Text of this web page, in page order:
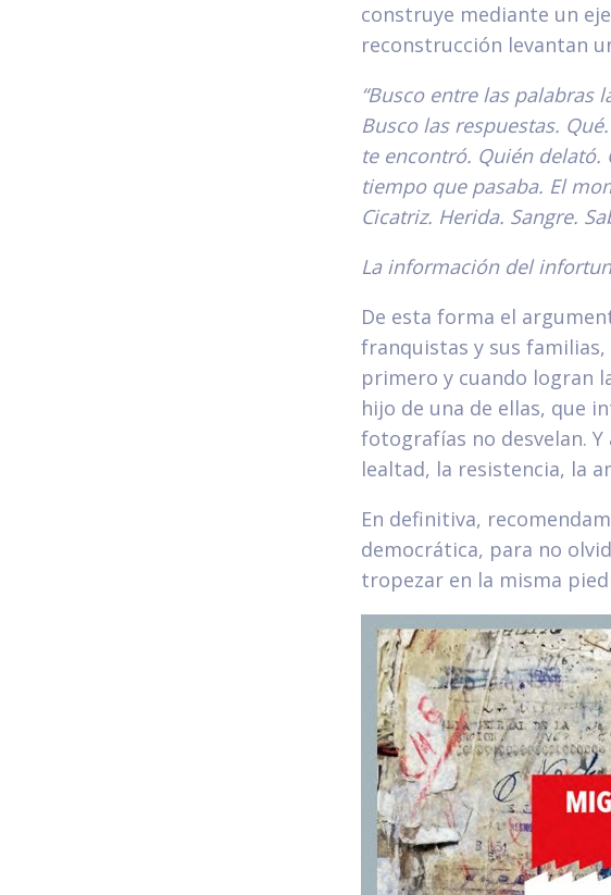
construye mediante un
reconstrucción levantan
“Busco entre las palabras
Busco las respuestas.
te encontró. Quién
tiempo que pasaba. El
Cicatriz. Herida. Sangre.
La información del
De esta forma el
franquistas y sus familias,
primero y cuando logran
hijo de una de ellas, que
fotografías no desvelan.
lealtad, la resistencia, la
En definitiva,
democrática, para no
tropezar en la misma